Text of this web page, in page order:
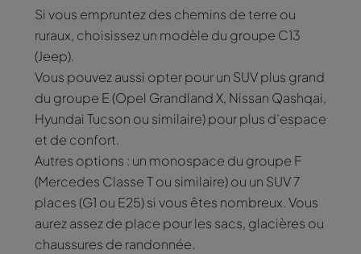
Si vous empruntez des chemins de terre ou
ruraux, choisissez un modèle du groupe C13
(Jeep).
Vous pouvez aussi opter pour un SUV plus grand
du groupe E (Opel Grandland X, Nissan Qashqai,
Hyundai Tucson ou similaire) pour plus d’espace
et de confort.
Autres options : un monospace du groupe F
(Mercedes Classe T ou similaire) ou un SUV 7
places (G1 ou E25) si vous êtes nombreux. Vous
aurez assez de place pour les sacs, glacières ou
chaussures de randonnée.